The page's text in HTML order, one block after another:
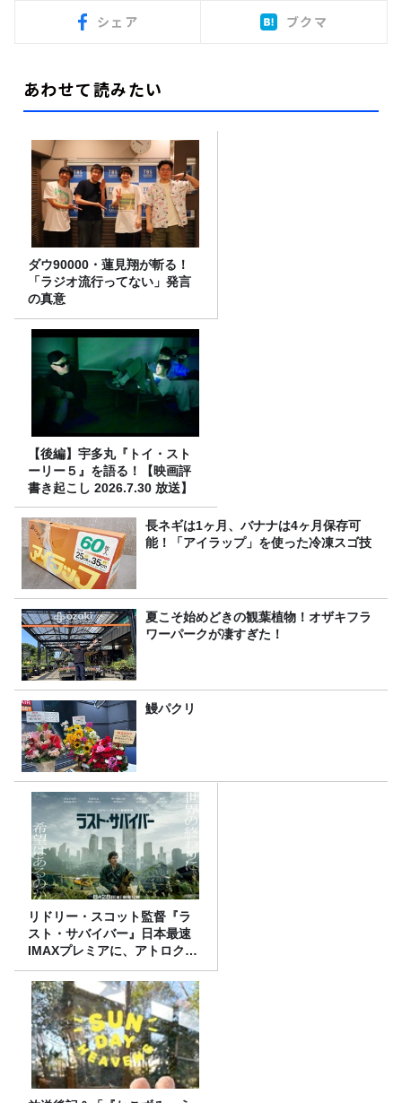
シェア ブクマ
あわせて読みたい
ダウ90000・蓮見翔が斬る！
「ラジオ流行ってない」発言
の真意
【後編】宇多丸『トイ・スト
ーリー５』を語る！【映画評
書き起こし 2026.7.30 放送】
長ネギは1ヶ月、バナナは4ヶ月保存可
能！「アイラップ」を使った冷凍スゴ技
夏こそ始めどきの観葉植物！オザキフラ
ワーパークが凄すぎた！
鰻パクリ
リドリー・スコット監督『ラ
スト・サバイバー』日本最速
IMAXプレミアに、アトロクリ
スナー60名をご招待！